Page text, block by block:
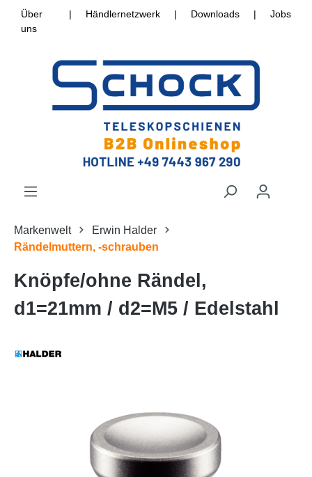
Über
uns
| Händlernetzwerk | Downloads | Jobs
Markenwelt
Erwin Halder
Rändelmuttern, -schrauben
Knöpfe/ohne Rändel,
d1=21mm / d2=M5 / Edelstahl